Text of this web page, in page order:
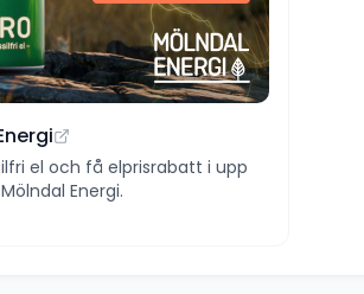
el och få elprisrabatt i upp
Energi.